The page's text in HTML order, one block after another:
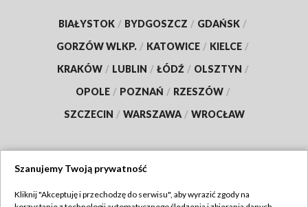
BIAŁYSTOK / BYDGOSZCZ / GDAŃSK /
GORZÓW WLKP. / KATOWICE / KIELCE /
KRAKÓW / LUBLIN / ŁÓDŹ / OLSZTYN /
OPOLE / POZNAŃ / RZESZÓW /
SZCZECIN / WARSZAWA / WROCŁAW
Szanujemy Twoją prywatność
Kliknij "Akceptuję i przechodzę do serwisu", aby wyrazić zgody na